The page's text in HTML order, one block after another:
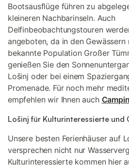
Bootsausflüge führen zu
kleineren Nachbarinseln. Auch
Delfinbeobachtungstouren
angeboten, da in den Gewässern
bekannte Population Großer
genießen Sie den
Lošinj oder bei einem
Promenade. Für noch mehr
empfehlen wir Ihnen auch
Lošinj für Kulturinteressierte und
Unsere besten Ferienhäuser auf
versprechen nicht nur
Kulturinteressierte kommen hier